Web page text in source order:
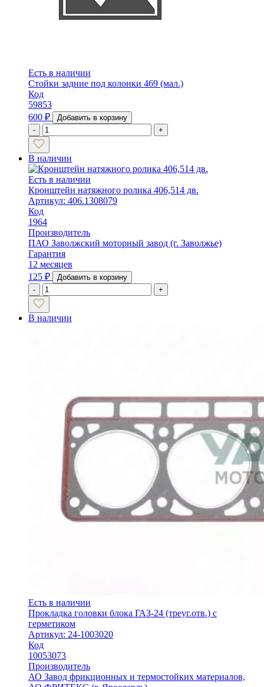
Есть в наличии
Стойки задние под колонки 469 (мал.)
Код
59853
600 ₽
Добавить в корзину
-
+
В наличии
Есть в наличии
Кронштейн натяжного ролика 406,514 дв.
Артикул: 406.1308079
Код
1964
Производитель
ПАО Заволжский моторный завод (г. Заволжье)
Гарантия
12 месяцев
125 ₽
Добавить в корзину
-
+
В наличии
Есть в наличии
Прокладка головки блока ГАЗ-24 (треуг.отв.) с
герметиком
Артикул: 24-1003020
Код
10053073
Производитель
АО Завод фрикционных и термостойких материалов,